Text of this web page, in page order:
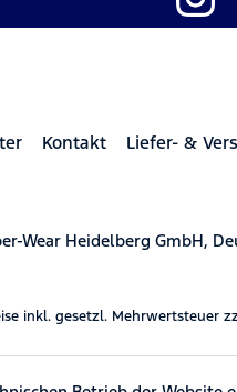
Kontakt Liefer- &
Wear Heidelberg GmbH,
inkl. gesetzl. Mehrwertsteuer